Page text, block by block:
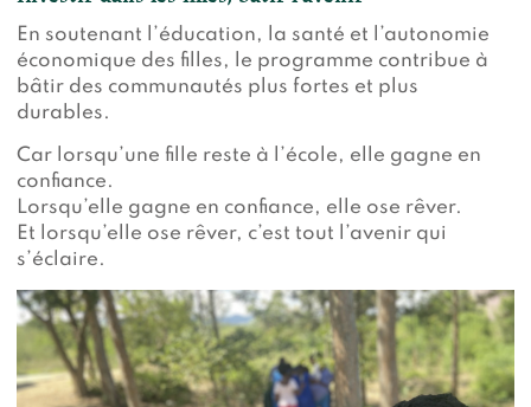
En soutenant l’éducation, la santé et l’autonomie
économique des filles, le programme contribue à
bâtir des communautés plus fortes et plus
durables.
Car lorsqu’une fille reste à l’école, elle gagne en
confiance.
Lorsqu’elle gagne en confiance, elle ose rêver.
Et lorsqu’elle ose rêver, c’est tout l’avenir qui
s’éclaire.